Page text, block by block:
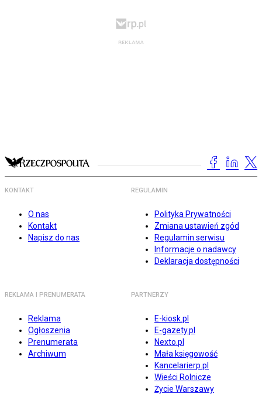
KONTAKT
O nas
Kontakt
Napisz do nas
REGULAMIN
Polityka Prywatności
Zmiana ustawień zgód
Regulamin serwisu
Informacje o nadawcy
Deklaracja dostępności
REKLAMA I PRENUMERATA
Reklama
Ogłoszenia
Prenumerata
Archiwum
PARTNERZY
E-kiosk.pl
E-gazety.pl
Nexto.pl
Mała księgowość
Kancelarierp.pl
Wieści Rolnicze
Życie Warszawy